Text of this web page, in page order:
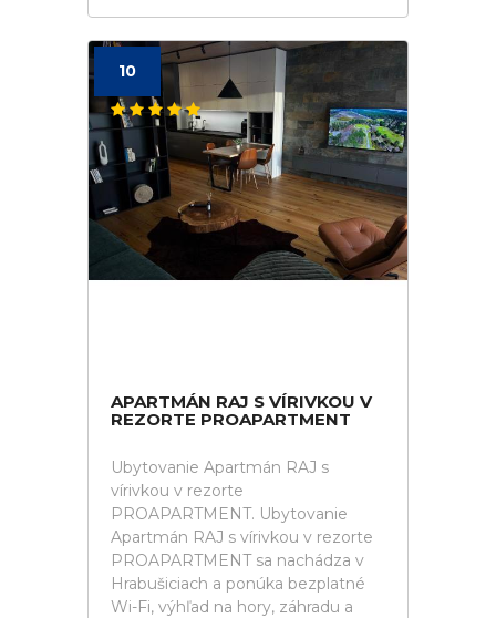
10
APARTMÁN RAJ S VÍRIVKOU V
REZORTE PROAPARTMENT
Ubytovanie Apartmán RAJ s
vírivkou v rezorte
PROAPARTMENT. Ubytovanie
Apartmán RAJ s vírivkou v rezorte
PROAPARTMENT sa nachádza v
Hrabušiciach a ponúka bezplatné
Wi-Fi, výhľad na hory, záhradu a